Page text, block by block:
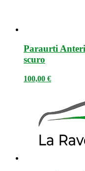
Paraurti
scuro
100,00 €